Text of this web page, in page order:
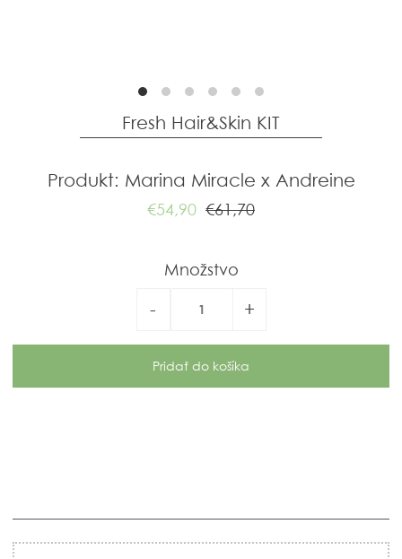
Fresh Hair&Skin KIT
Produkt: Marina Miracle x Andreine
€54,90 €61,70
Množstvo
- +